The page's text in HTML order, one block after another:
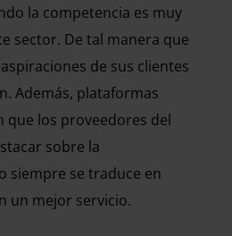
la competencia es muy
sector. De tal manera que
de sus clientes
Además, plataformas
que los proveedores del
sobre la
siempre se traduce en
un mejor servicio.